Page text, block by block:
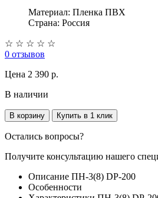
Материал: Пленка ПВХ
Страна: Россия
☆ ☆ ☆ ☆ ☆
0 отзывов
Цена 2 390 p.
В наличии
В корзину Купить в 1 клик
Остались вопросы?
Получите консультацию нашего
Описание ПН-3(8) DP-200
Особенности